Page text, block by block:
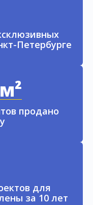
Петербурге
продано
для
за 10 лет